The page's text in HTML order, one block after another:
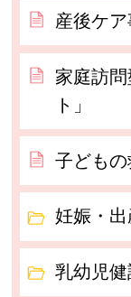
産後ケ
家庭訪
ト」
子ども
妊娠・出
乳幼児